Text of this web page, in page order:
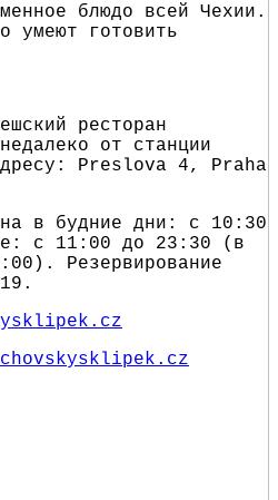
блюдо всей Чехии.
умеют готовить
ресторан
от станции
Preslova 4, Praha
в будние дни: с 10:30
с 11:00 до 23:30 (в
Резервирование